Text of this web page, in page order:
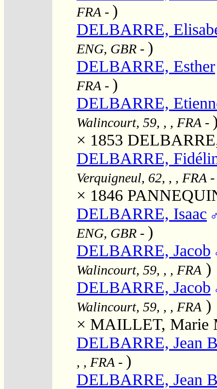
FRA - )
DELBARRE,
ENG, GBR - )
DELBARRE, Esther
FRA - )
DELBARRE,
Walincourt, 59, , , FRA -
× 1853
DELBARRE,
Verquigneul, 62, , , FRA
× 1846
DELBARRE, Isaac
ENG, GBR - )
DELBARRE, Jacob
Walincourt, 59, , , FRA )
DELBARRE, Jacob
Walincourt, 59, , , FRA )
× MAILLET, Marie
DELBARRE, Jean
, , FRA - )
DELBARRE, Jean